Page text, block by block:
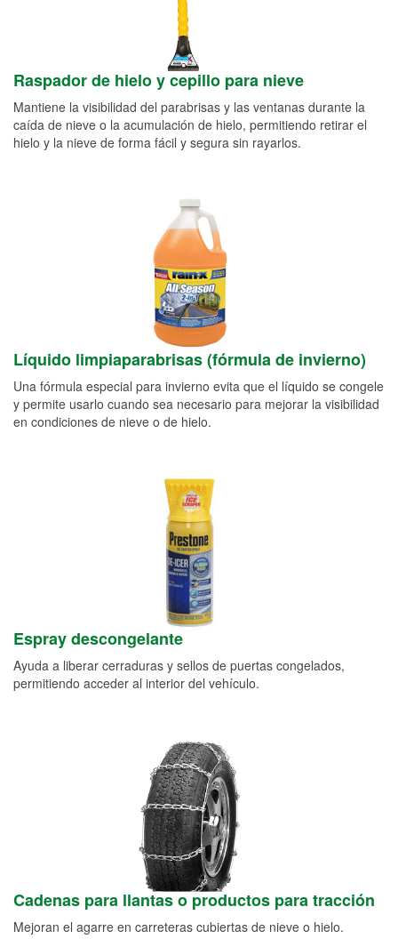
Raspador de hielo y cepillo para nieve
Mantiene la visibilidad del parabrisas y las ventanas durante la
caída de nieve o la acumulación de hielo, permitiendo retirar el
hielo y la nieve de forma fácil y segura sin rayarlos.
Líquido limpiaparabrisas (fórmula de invierno)
Una fórmula especial para invierno evita que el líquido se congele
y permite usarlo cuando sea necesario para mejorar la visibilidad
en condiciones de nieve o de hielo.
Espray descongelante
Ayuda a liberar cerraduras y sellos de puertas congelados,
permitiendo acceder al interior del vehículo.
Cadenas para llantas o productos para tracción
Mejoran el agarre en carreteras cubiertas de nieve o hielo.